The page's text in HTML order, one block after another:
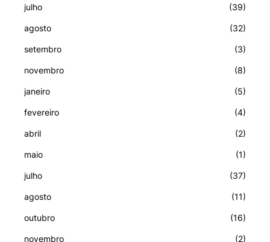
julho (39)
agosto (32)
setembro (3)
novembro (8)
janeiro (5)
fevereiro (4)
abril (2)
maio (1)
julho (37)
agosto (11)
outubro (16)
novembro (2)